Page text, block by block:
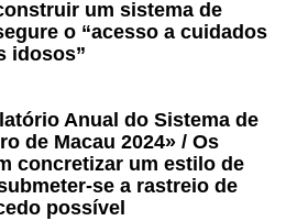
um sistema de
o “acesso a cuidados
idosos”
Anual do Sistema de
de Macau 2024» / Os
concretizar um estilo de
se a rastreio de
possível